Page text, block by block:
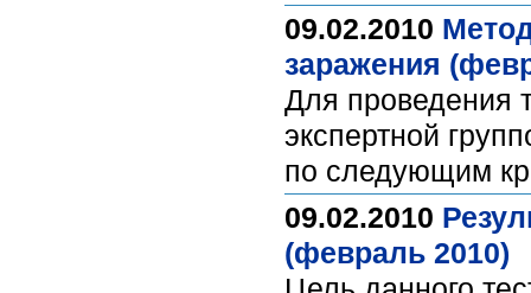
09.02.2010
заражения
Для проведения
экспертной
по следующим
09.02.2010
(февраль 2010)